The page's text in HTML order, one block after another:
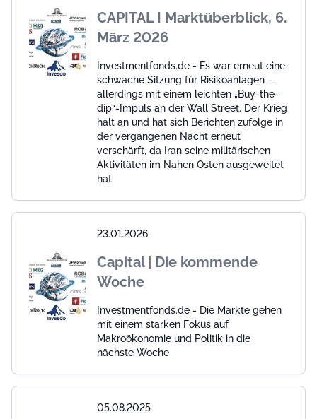
CAPITAL I Marktüberblick, 6.
März 2026
Investmentfonds.de - Es war erneut eine
schwache Sitzung für Risikoanlagen –
allerdings mit einem leichten „Buy-the-
dip“-Impuls an der Wall Street. Der Krieg
hält an und hat sich Berichten zufolge in
der vergangenen Nacht erneut
verschärft, da Iran seine militärischen
Aktivitäten im Nahen Osten ausgeweitet
hat.
23.01.2026
Capital | Die kommende
Woche
Investmentfonds.de - Die Märkte gehen
mit einem starken Fokus auf
Makroökonomie und Politik in die
nächste Woche
05.08.2025